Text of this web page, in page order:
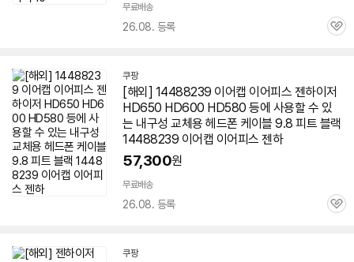
무료배송
26.08. 등록
관
쿠팡
[해외] 14488239 이어캡 이어피스 젠하이저
HD650 HD600 HD580 등에 사용할 수 있
는 내구성 교체용 헤드폰 케이블 9.8 피트 블랙
14488239 이어캡 이어피스 젠하
57,300원
무료배송
26.08. 등록
관
쿠팡